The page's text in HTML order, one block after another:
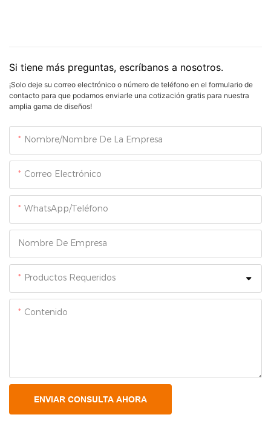
Si tiene más preguntas, escríbanos a nosotros.
¡Solo deje su correo electrónico o número de teléfono en el formulario de
contacto para que podamos enviarle una cotización gratis para nuestra
amplia gama de diseños!
Nombre/Nombre De La Empresa
Correo Electrónico
WhatsApp/Teléfono
Nombre De Empresa
Productos Requeridos
Contenido
ENVIAR CONSULTA AHORA